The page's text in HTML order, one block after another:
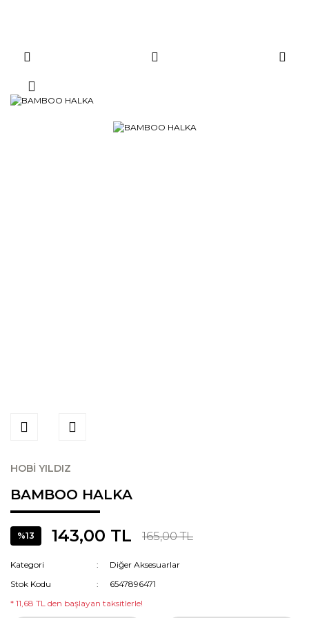
HOBİ YILDIZ
BAMBOO HALKA
%13 143,00 TL 165,00 TL
Kategori
Diğer Aksesuarlar
Stok Kodu
6547896471
* 11,68 TL den başlayan taksitlerle!